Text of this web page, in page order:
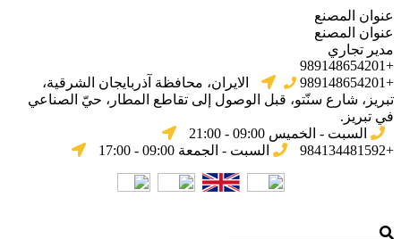
عنوان المصنع
عنوان المصنع
مدير تجاري
+989148654201
+989148654201
الایران، محافظة آذربایجان الشرقیة،
تبریز، شارع سنّتو، قبل الوصول إلى تقاطع المطار، حيّ الصناعي
في تبریز.
السبت - الخميس 09:00 - 21:00
+984134481592
السبت - الجمعة 09:00 - 17:00